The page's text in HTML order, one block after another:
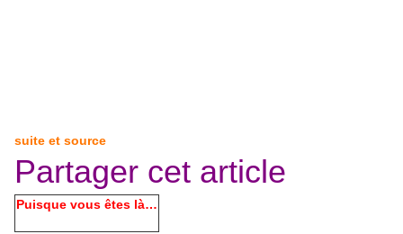
suite et source
Partager cet article
Puisque vous êtes là…